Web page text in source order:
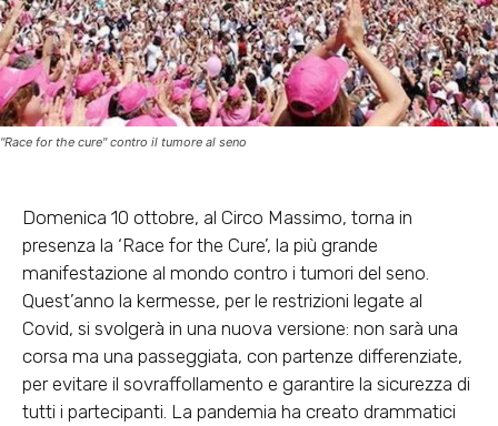
"Race for the cure" contro il tumore al seno
Domenica 10 ottobre, al Circo Massimo, torna in
presenza la ‘Race for the Cure’, la più grande
manifestazione al mondo contro i tumori del seno.
Quest’anno la kermesse, per le restrizioni legate al
Covid, si svolgerà in una nuova versione: non sarà una
corsa ma una passeggiata, con partenze differenziate,
per evitare il sovraffollamento e garantire la sicurezza di
tutti i partecipanti. La pandemia ha creato drammatici